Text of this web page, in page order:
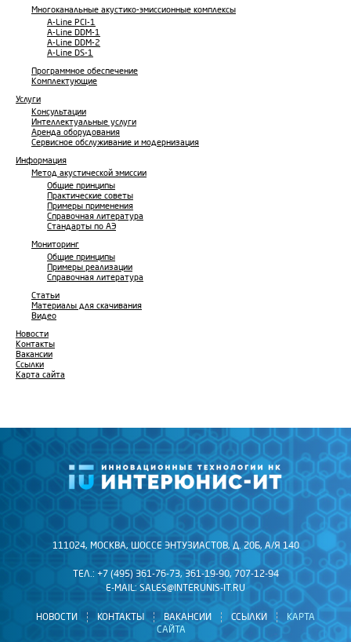
Многоканальные акустико-эмиссионные комплексы
A-Line PCI-1
A-Line DDM-1
A-Line DDM-2
A-Line DS-1
Программное обеспечение
Комплектующие
Услуги
Консультации
Интеллектуальные услуги
Аренда оборудования
Сервисное обслуживание и модернизация
Информация
Метод акустической эмиссии
Общие принципы
Практические советы
Примеры применения
Справочная литература
Стандарты по АЭ
Мониторинг
Общие принципы
Примеры реализации
Справочная литература
Статьи
Материалы для скачивания
Видео
Новости
Контакты
Вакансии
Ссылки
Карта сайта
НОВОСТИ КОНТАКТЫ ВАКАНСИИ ССЫЛКИ
КАРТА
САЙТА
111024, МОСКВА, ШОССЕ ЭНТУЗИАСТОВ, Д. 20Б, А/Я 140
ТЕЛ.: +7 (495) 361-76-73, 361-19-90, 707-12-94
E-MAIL: SALES@INTERUNIS-IT.RU